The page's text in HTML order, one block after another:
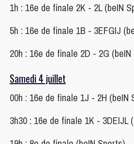
1h : 16e de finale 2K - 2L (beIN
5h : 16e de finale 1B - 3EFGIJ
20h : 16e de finale 2D - 2G
Samedi 4 juillet
00h : 16e de finale 1J - 2H (beIN
3h30 : 16e de finale 1K - 3DEIJL